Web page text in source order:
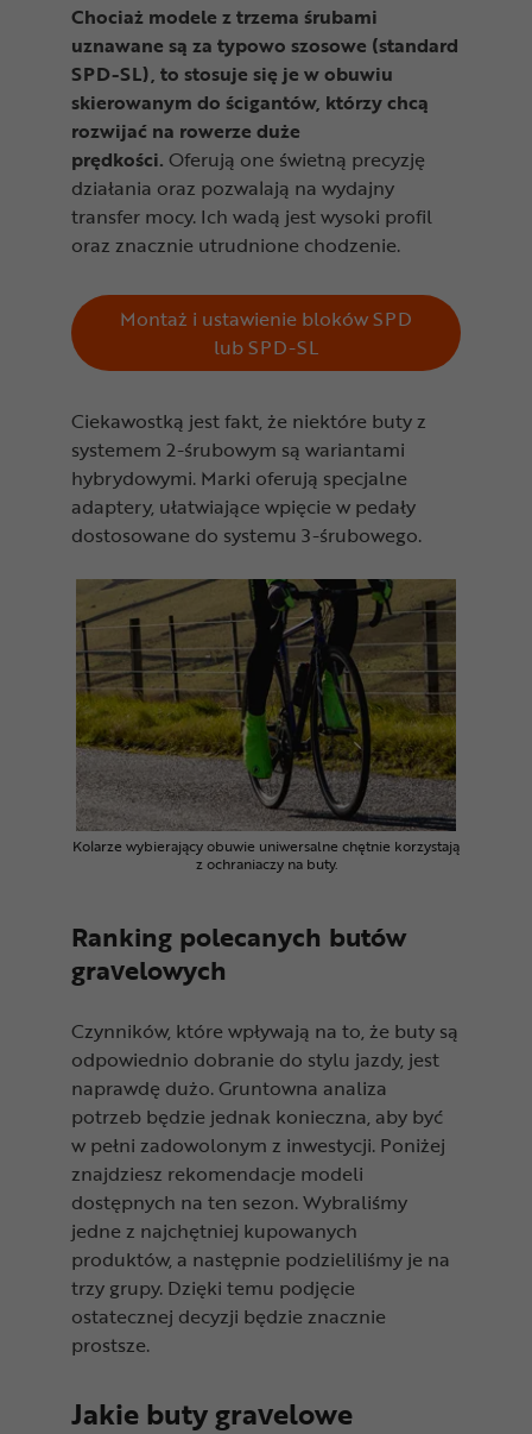
Chociaż modele z trzema śrubami
uznawane są za typowo szosowe (standard
SPD-SL), to stosuje się je w obuwiu
skierowanym do ścigantów, którzy chcą
rozwijać na rowerze duże
prędkości. Oferują one świetną precyzję
działania oraz pozwalają na wydajny
transfer mocy. Ich wadą jest wysoki profil
oraz znacznie utrudnione chodzenie.
Montaż i ustawienie bloków SPD
lub SPD-SL
Ciekawostką jest fakt, że niektóre buty z
systemem 2-śrubowym są wariantami
hybrydowymi. Marki oferują specjalne
adaptery, ułatwiające wpięcie w pedały
dostosowane do systemu 3-śrubowego.
Kolarze wybierający obuwie uniwersalne chętnie korzystają
z ochraniaczy na buty.
Ranking polecanych butów
gravelowych
Czynników, które wpływają na to, że buty są
odpowiednio dobranie do stylu jazdy, jest
naprawdę dużo. Gruntowna analiza
potrzeb będzie jednak konieczna, aby być
w pełni zadowolonym z inwestycji. Poniżej
znajdziesz rekomendacje modeli
dostępnych na ten sezon. Wybraliśmy
jedne z najchętniej kupowanych
produktów, a następnie podzieliliśmy je na
trzy grupy. Dzięki temu podjęcie
ostatecznej decyzji będzie znacznie
prostsze.
Jakie buty gravelowe